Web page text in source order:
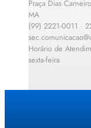
Praça Dias
MA
(99) 2221-0011 ·
Horário de
sexta-feira